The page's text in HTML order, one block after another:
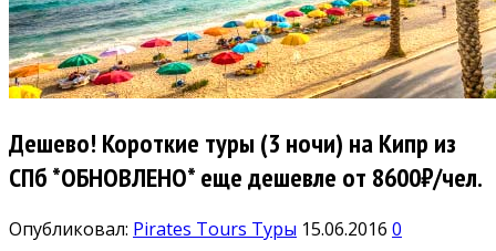
Дешево! Короткие туры (3 ночи) на Кипр из
СПб *ОБНОВЛЕНО* еще дешевле от 8600₽/чел.
Опубликовал: Pirates Tours Туры 15.06.2016 0